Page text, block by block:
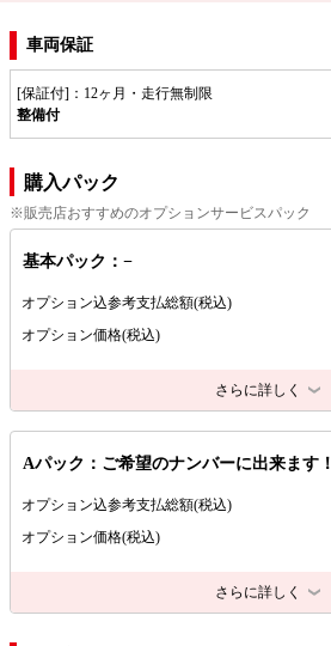
車両保証
[保証付]：12ヶ月・走行無制限
整備付
購入パック
※販売店おすすめのオプションサービスパック
基本パック：−
オプション込参考支払総額(税込)
オプション価格(税込)
さらに詳しく
Aパック：ご希望のナンバーに出来ます！
オプション込参考支払総額(税込)
オプション価格(税込)
さらに詳しく